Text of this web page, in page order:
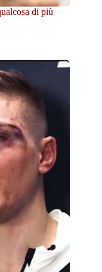
di più